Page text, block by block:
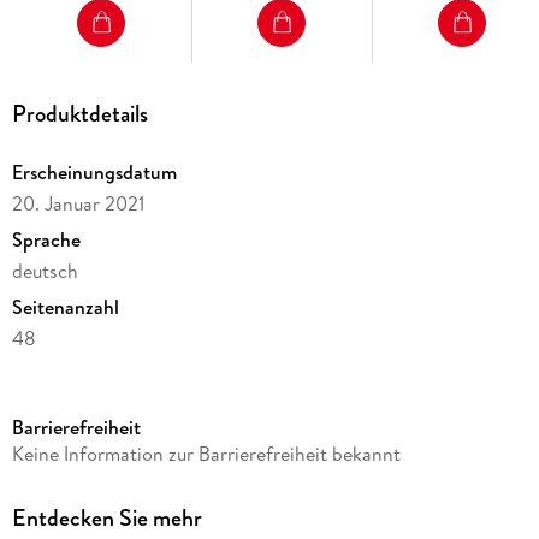
Produktdetails
Erscheinungsdatum
20. Januar 2021
Sprache
deutsch
Seitenanzahl
48
Verlag/Hersteller
Produktart
Barrierefreiheit
Keine Information zur Barrierefreiheit bekannt
Entdecken Sie mehr